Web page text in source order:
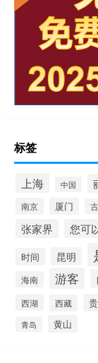
标签
上海 中国
南京 厦门
张家界 您可
时间 昆明
海南 游客
西湖 西藏
青岛 黄山